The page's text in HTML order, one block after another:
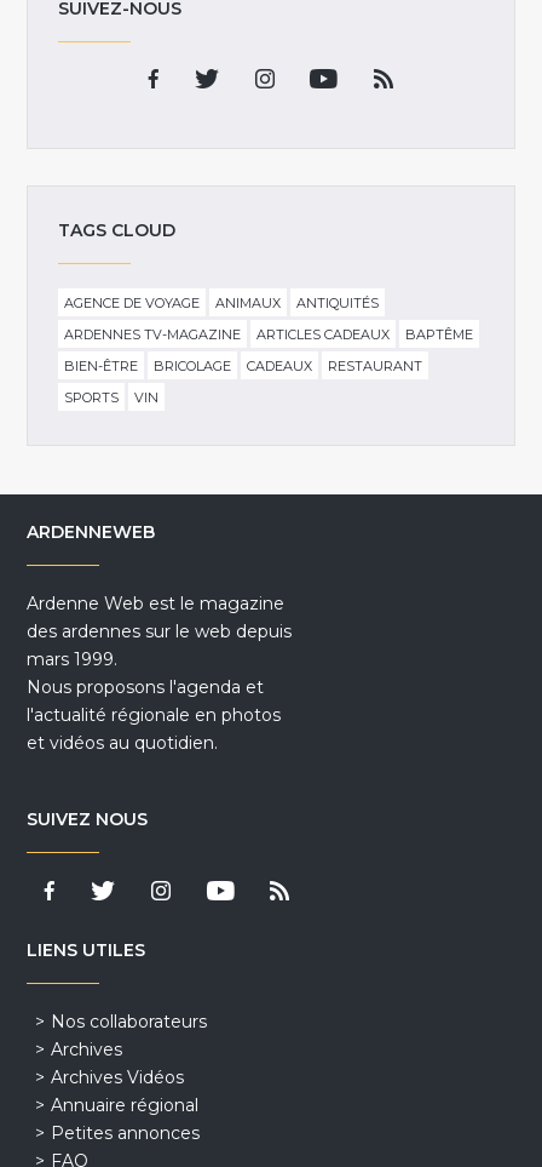
SUIVEZ-NOUS
TAGS CLOUD
AGENCE DE VOYAGE ANIMAUX
ANTIQUITÉS
ARDENNES TV-MAGAZINE
ARTICLES CADEAUX
BAPTÊME
BIEN-ÊTRE
BRICOLAGE CADEAUX
RESTAURANT
SPORTS
VIN
ARDENNEWEB
Ardenne Web est le magazine
des ardennes sur le web depuis
mars 1999.
Nous proposons l'agenda et
l'actualité régionale en photos
et vidéos au quotidien.
SUIVEZ NOUS
LIENS UTILES
Nos collaborateurs
Archives
Archives Vidéos
Annuaire régional
Petites annonces
FAQ